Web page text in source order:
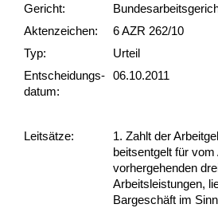
Gericht:
Akten­zeichen:
6 AZR 262/10
Typ:
Urteil
Ent­scheid­ungs­
datum:
06.10.2011
Leit­sätze:
1. Zahlt der
beits­ent­gelt für
vor­her­ge­hen­den
Ar­beits­leis­tun­gen,
Bar­geschäft im